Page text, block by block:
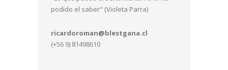
podido el saber" (Violeta Parra)
ricardoroman@blestgana.cl
(+56 9) 81498610